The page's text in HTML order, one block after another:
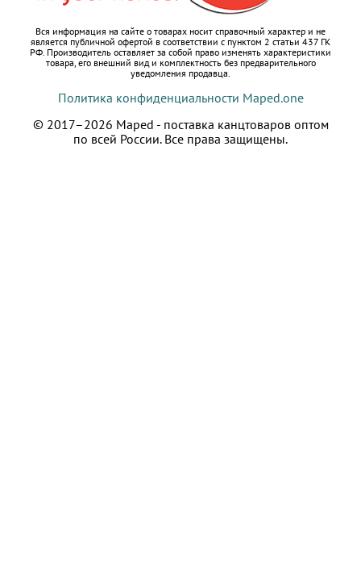
Вся информация на сайте о товарах носит справочный характер и не
является публичной офертой в соответствии с пунктом 2 статьи 437 ГК
РФ. Производитель оставляет за собой право изменять характеристики
товара, его внешний вид и комплектность без предварительного
уведомления продавца.
Политика конфиденциальности Maped.one
© 2017–2026 Maped - поставка канцтоваров оптом
по всей России.Все права защищены.